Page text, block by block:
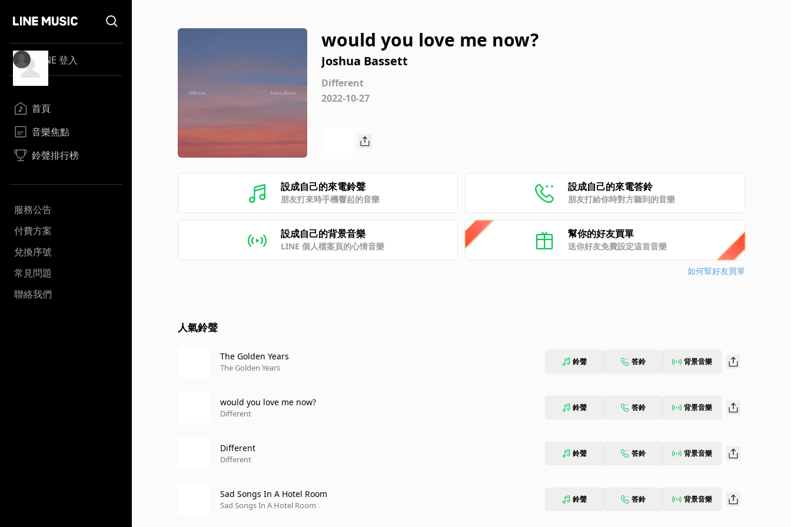
LINE 登入
首頁
音樂焦點
鈴聲排行榜
服務公告
付費方案
兌換序號
常見問題
聯絡我們
would you love me now?
Joshua Bassett
Different
2022-10-27
設成自己的來電鈴聲
朋友打來時手機響起的音樂
設成自己的來電答鈴
朋友打給你時對方聽到的音樂
設成自己的背景音樂
LINE 個人檔案頁的心情音樂
幫你的好友買單
送你好友免費設定這首音樂
如何幫好友買單
人氣鈴聲
The Golden Years
The Golden Years
鈴聲 答鈴 背景音樂
would you love me now?
Different
鈴聲 答鈴 背景音樂
Different
Different
鈴聲 答鈴 背景音樂
Sad Songs In A Hotel Room
Sad Songs In A Hotel Room
鈴聲 答鈴 背景音樂